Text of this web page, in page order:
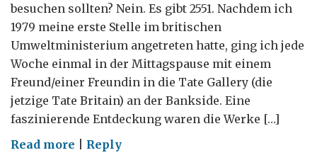
besuchen sollten? Nein. Es gibt 2551. Nachdem ich
1979 meine erste Stelle im britischen
Umweltministerium angetreten hatte, ging ich jede
Woche einmal in der Mittagspause mit einem
Freund/einer Freundin in die Tate Gallery (die
jetzige Tate Britain) an der Bankside. Eine
faszinierende Entdeckung waren die Werke […]
Read more onReply